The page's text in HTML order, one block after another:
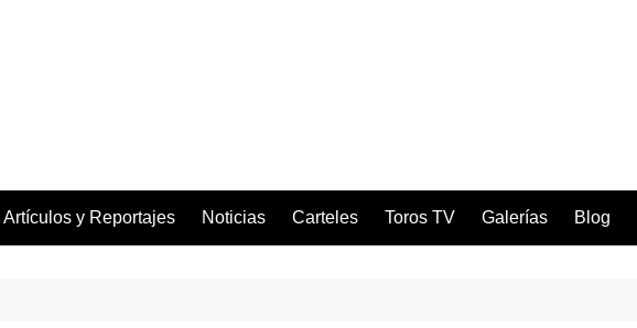
Artículos y Reportajes Noticias Carteles Toros TV Galerías Blog